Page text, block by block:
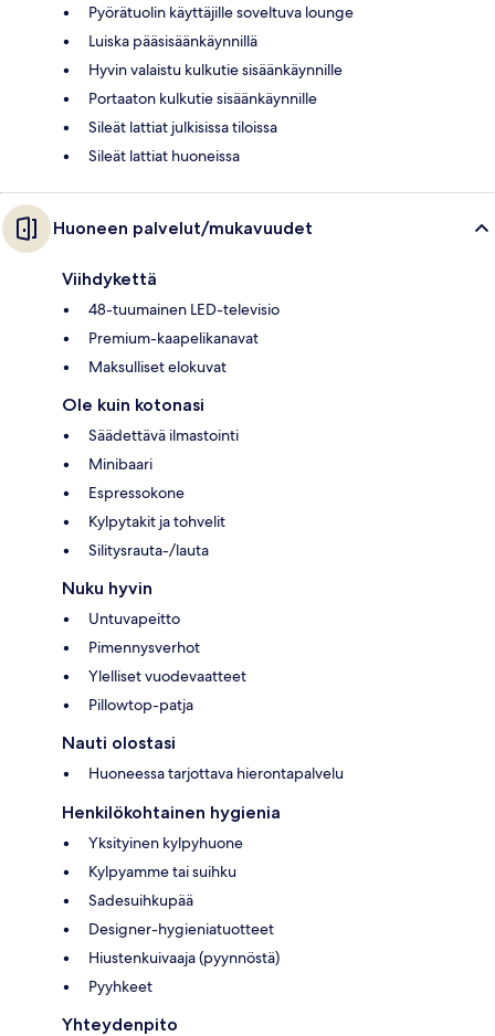
Pyörätuolin käyttäjille soveltuva lounge
Luiska pääsisäänkäynnillä
Hyvin valaistu kulkutie sisäänkäynnille
Portaaton kulkutie sisäänkäynnille
Sileät lattiat julkisissa tiloissa
Sileät lattiat huoneissa
Huoneen palvelut/mukavuudet
Viihdykettä
48-tuumainen LED-televisio
Premium-kaapelikanavat
Maksulliset elokuvat
Ole kuin kotonasi
Säädettävä ilmastointi
Minibaari
Espressokone
Kylpytakit ja tohvelit
Silitysrauta-/lauta
Nuku hyvin
Untuvapeitto
Pimennysverhot
Ylelliset vuodevaatteet
Pillowtop-patja
Nauti olostasi
Huoneessa tarjottava hierontapalvelu
Henkilökohtainen hygienia
Yksityinen kylpyhuone
Kylpyamme tai suihku
Sadesuihkupää
Designer-hygieniatuotteet
Hiustenkuivaaja (pyynnöstä)
Pyyhkeet
Yhteydenpito